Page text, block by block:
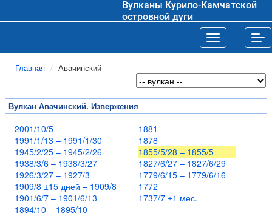
Вулканы Курило-Камчатской
островной дуги
Toggle
Главная Авачинский
Вулкан Авачинский. Извержения
2001/10/5
1991/1/13 – 1991/1/30
1945/2/25 – 1945/2/26
1938/3/6 – 1938/3/27
1926/3/27 – 1927/3
1909/8 ±15 дней – 1909/8
1901/6/7 – 1901/6/13
1894/10 – 1895/10
1881
1878
1855/5/28 – 1855/5
1827/6/27 – 1827/6/29
1779/6/15 – 1779/6/16
1772
1737/7 ±1 мес.